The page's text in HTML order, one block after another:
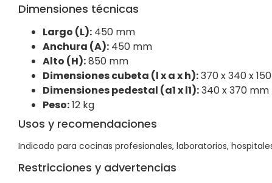
Dimensiones técnicas
Largo (L): 450 mm
Anchura (A): 450 mm
Alto (H):850 mm
Dimensiones cubeta (l x a x h):370 x 340 x
Dimensiones pedestal (a1 x l1):340 x 370 mm
Peso:12 kg
Usos y recomendaciones
Indicado para cocinas profesionales, laboratorios,
Restricciones y advertencias